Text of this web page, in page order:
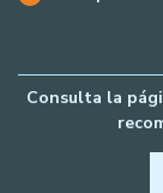
Consulta la